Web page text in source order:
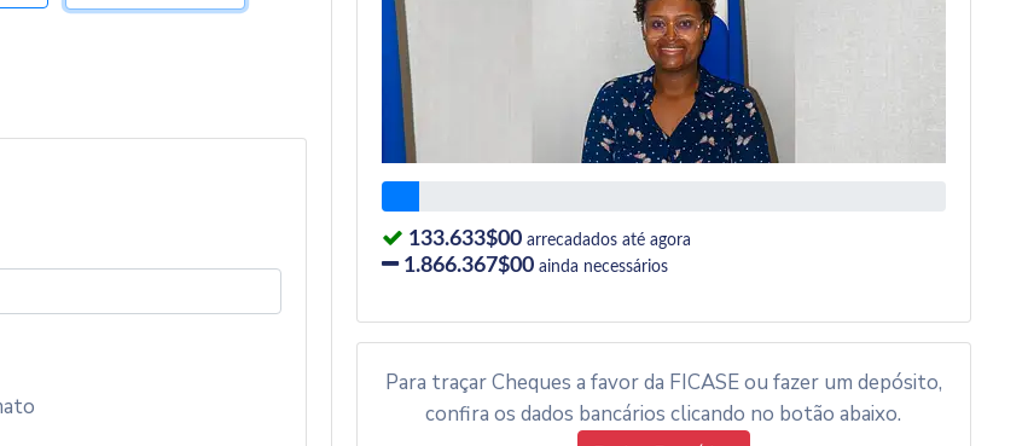
133.633$00 arrecadados até agora
1.866.367$00 ainda necessários
Para traçar Cheques a favor da FICASE ou fazer um depósito,
confira os dados bancários clicando no botão abaixo.